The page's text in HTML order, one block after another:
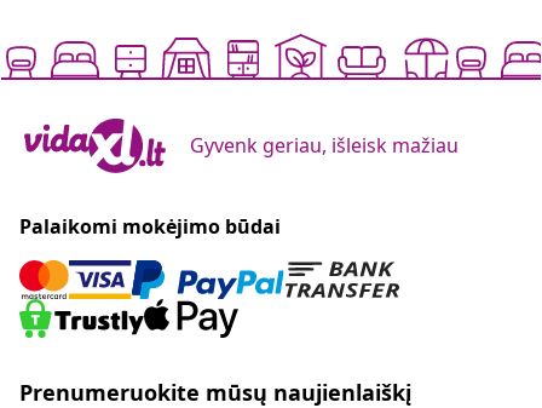
Gyvenk geriau, išleisk mažiau
Palaikomi mokėjimo būdai
Prenumeruokite mūsų naujienlaiškį